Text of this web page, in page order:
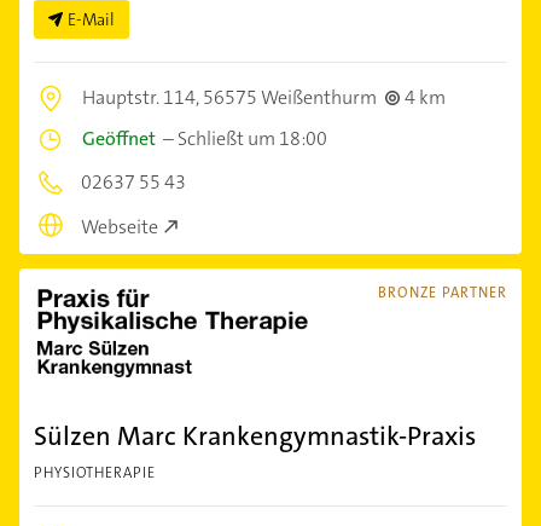
E-Mail
Hauptstr. 114,56575 Weißenthurm
4 km
Geöffnet –Schließt um 18:00
02637 55 43
Webseite
BRONZE PARTNER
Sülzen Marc Krankengymnastik-Praxis
PHYSIOTHERAPIE